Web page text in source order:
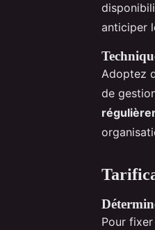
anticiper
Adoptez
de
Pour